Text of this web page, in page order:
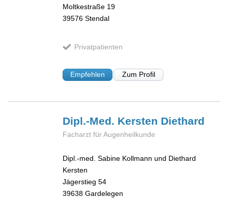
Moltkestraße 19
39576 Stendal
Privatpatienten
Empfehlen Zum Profil
Dipl.-Med. Kersten Diethard
Facharzt für Augenheilkunde
Dipl.-med. Sabine Kollmann und Diethard
Kersten
Jägerstieg 54
39638 Gardelegen